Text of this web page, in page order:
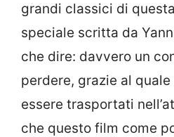
grandi classici di
speciale scritta da Yann
che dire: davvero un
perdere, grazie al
essere trasportati
che questo film come